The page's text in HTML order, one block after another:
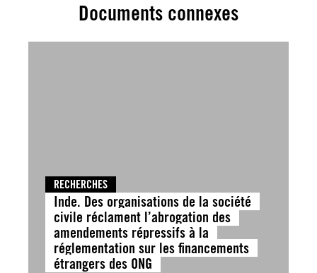
Documents connexes
RECHERCHES
Inde. Des organisations de la société
civile réclament l’abrogation des
amendements répressifs à la
réglementation sur les financements
étrangers des ONG